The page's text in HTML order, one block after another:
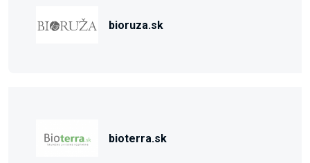
bioruza.sk
bioterra.sk